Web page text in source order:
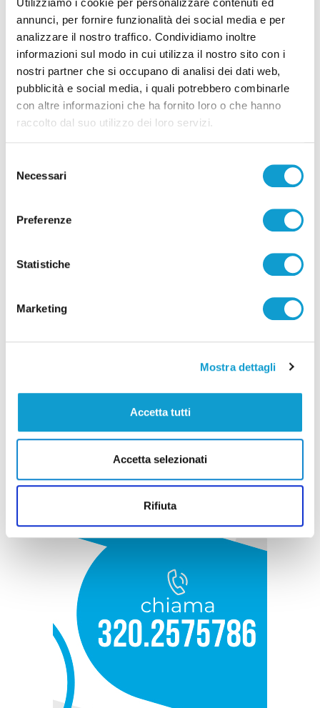
annunci, per fornire funzionalità dei social media e per
analizzare il nostro traffico. Condividiamo inoltre
informazioni sul modo in cui utilizza il nostro sito con i
nostri partner che si occupano di analisi dei dati web,
pubblicità e social media, i quali potrebbero combinarle
con altre informazioni che ha fornito loro o che hanno
raccolto dal suo utilizzo dei loro servizi.
delNecessari
Preferenze
Statistiche
Marketing
Mostra dettagli
Accetta tutti
Accetta selezionati
Rifiuta
Pubblicità